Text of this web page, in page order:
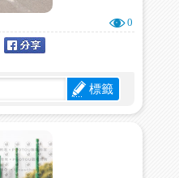
0
標籤